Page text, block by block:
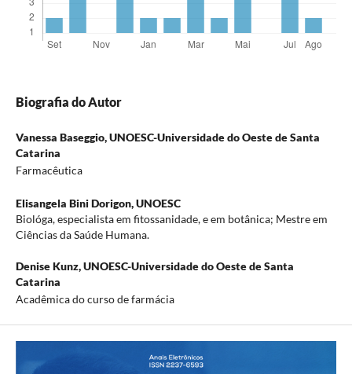
Biografia do Autor
Vanessa Baseggio,UNOESC-Universidade do Oeste de Santa
Catarina
Farmacêutica
Elisangela Bini Dorigon,UNOESC
Biológa, especialista em fitossanidade, e em botânica; Mestre em
Ciências da Saúde Humana.
Denise Kunz,UNOESC-Universidade do Oeste de Santa
Catarina
Acadêmica do curso de farmácia